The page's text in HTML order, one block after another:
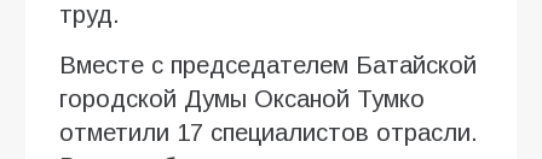
труд.
Вместе с председателем Батайской
городской Думы Оксаной Тумко
отметили 17 специалистов отрасли.